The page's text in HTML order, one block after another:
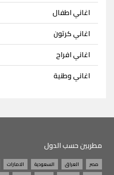
اغاني اطفال
اغاني كرتون
اغاني افراح
اغاني وطنية
مطربين حسب الدول
مصر العراق السعودية الامارات